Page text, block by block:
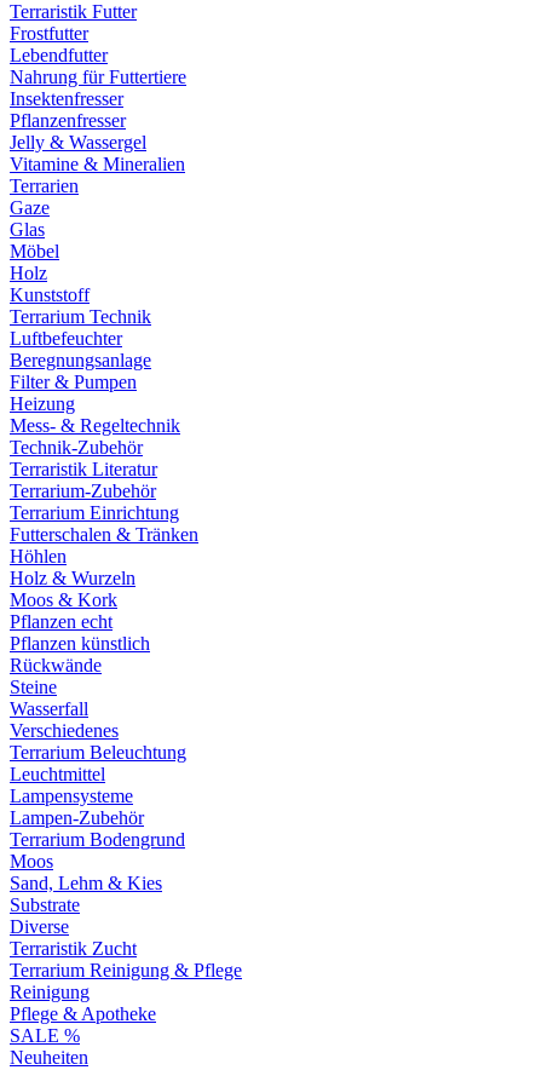
Terraristik Futter
Frostfutter
Lebendfutter
Nahrung für Futtertiere
Insektenfresser
Pflanzenfresser
Jelly & Wassergel
Vitamine & Mineralien
Terrarien
Gaze
Glas
Möbel
Holz
Kunststoff
Terrarium Technik
Luftbefeuchter
Beregnungsanlage
Filter & Pumpen
Heizung
Mess- & Regeltechnik
Technik-Zubehör
Terraristik Literatur
Terrarium-Zubehör
Terrarium Einrichtung
Futterschalen & Tränken
Höhlen
Holz & Wurzeln
Moos & Kork
Pflanzen echt
Pflanzen künstlich
Rückwände
Steine
Wasserfall
Verschiedenes
Terrarium Beleuchtung
Leuchtmittel
Lampensysteme
Lampen-Zubehör
Terrarium Bodengrund
Moos
Sand, Lehm & Kies
Substrate
Diverse
Terraristik Zucht
Terrarium Reinigung & Pflege
Reinigung
Pflege & Apotheke
SALE %
Neuheiten